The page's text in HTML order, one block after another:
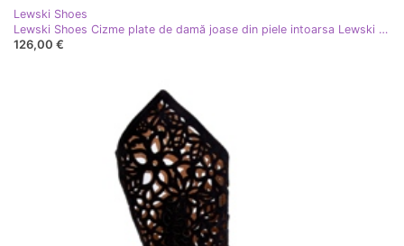
Lewski Shoes
Lewski Shoes Cizme plate de damă joase din piele intoarsa Lewski 3624 Cappucino bej
126,00 €